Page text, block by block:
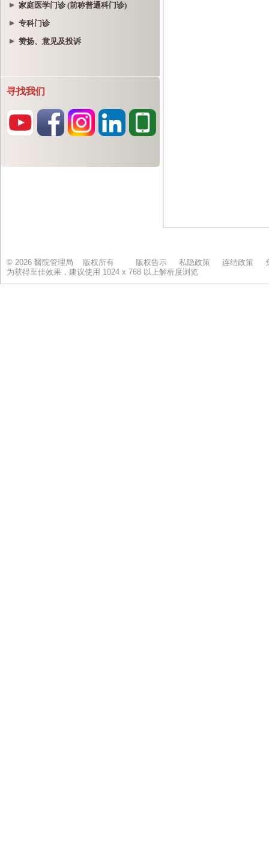
家庭医学门诊 (前称普通科门诊)
专科门诊
赞扬、意见及投诉
寻找我们
© 2026 醫院管理局 版权所有 版权告示 私隐政策 连结政策
为获得至佳效果，建议使用 1024 x 768 以上解析度浏览